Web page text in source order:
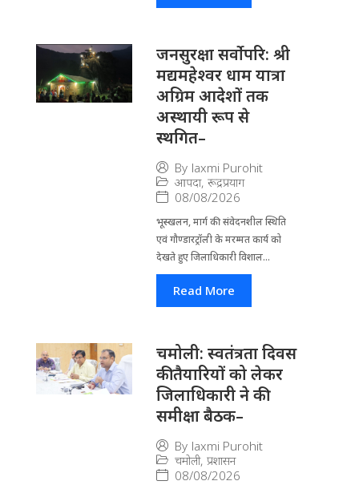
जनसुरक्षा सर्वोपरि: श्री
मद्यमहेश्वर धाम यात्रा
अग्रिम आदेशों तक
अस्थायी रूप से
स्थगित–
By laxmi Purohit
आपदा, रूद्रप्रयाग
08/08/2026
भूस्खलन, मार्ग की संवेदनशील स्थिति
एवं गौण्डारट्रॉली के मरम्मत कार्य को
देखते हुए जिलाधिकारी विशाल...
Read More
चमोली: स्वतंत्रता दिवस
की तैयारियों को लेकर
जिलाधिकारी ने की
समीक्षा बैठक–
By laxmi Purohit
चमोली, प्रशासन
08/08/2026